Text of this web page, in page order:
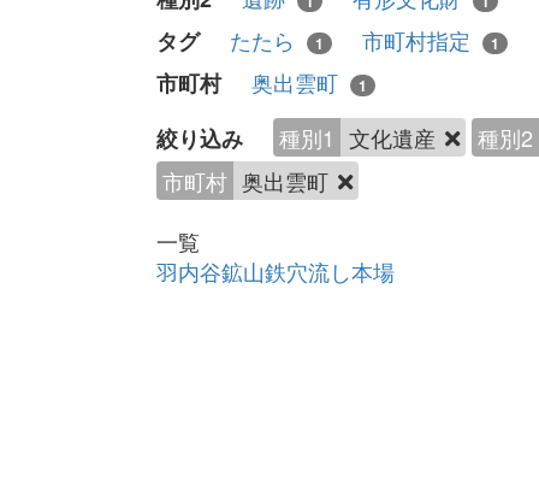
タグ たたら 1 市町村指定 1
市町村
奥出雲町 1
絞り込み 種別1 文化遺産
種別2
市町村 奥出雲町
一覧
羽内谷鉱山鉄穴流し本場